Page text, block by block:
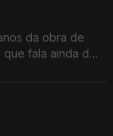
da obra de
fala ainda da